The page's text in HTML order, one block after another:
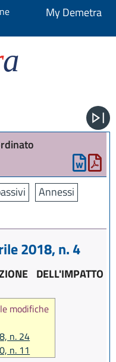
My Demetra
a
Annessi
2018, n. 4
DELL'IMPATTO
modifiche
n. 24
n. 11